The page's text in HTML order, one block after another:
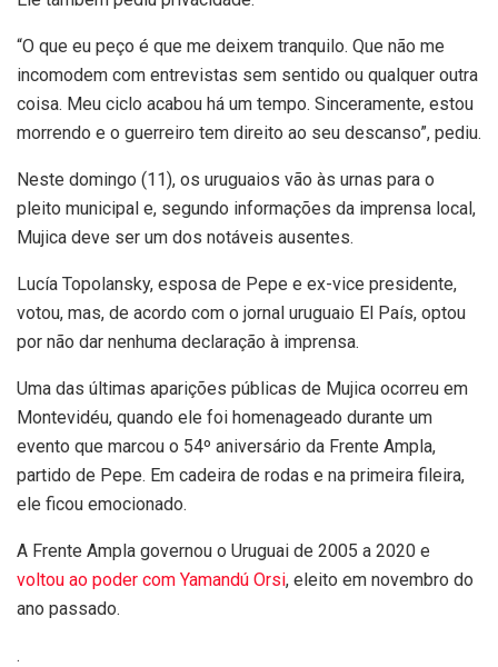
“O que eu peço é que me deixem tranquilo. Que não me
incomodem com entrevistas sem sentido ou qualquer outra
coisa. Meu ciclo acabou há um tempo. Sinceramente, estou
morrendo e o guerreiro tem direito ao seu descanso”, pediu.
Neste domingo (11), os uruguaios vão às urnas para o
pleito municipal e, segundo informações da imprensa local,
Mujica deve ser um dos notáveis ​​ausentes.
Lucía Topolansky, esposa de Pepe e ex-vice presidente,
votou, mas, de acordo com o jornal uruguaio El País, optou
por não dar nenhuma declaração à imprensa.
Uma das últimas aparições públicas de Mujica ocorreu em
Montevidéu, quando ele foi homenageado durante um
evento que marcou o 54º aniversário da Frente Ampla,
partido de Pepe. Em cadeira de rodas e na primeira fileira,
ele ficou emocionado.
A Frente Ampla governou o Uruguai de 2005 a 2020 e
voltou ao poder com Yamandú Orsi, eleito em novembro do
ano passado.
.